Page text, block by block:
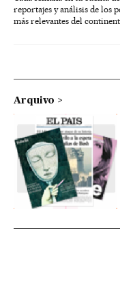
reportajes y análisis de los
más relevantes del
Arquivo